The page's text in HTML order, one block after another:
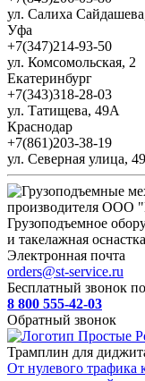
ул. Салиха
Уфа
+7(347)214-93-50
ул. Комсомольская, 2
Екатеринбург
+7(343)318-28-03
ул. Татищева, 49А
Краснодар
+7(861)203-38-19
ул. Северная улица,
Грузоподъемное
и такелажная оснастка
Электронная почта
orders@st-service.ru
Бесплатный звонок
8 800 555-42-03
Обратный звонок
Трамплин для
От нулевого трафика